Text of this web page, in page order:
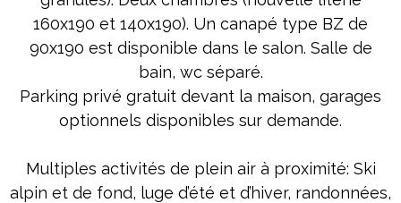
160x190 et 140x190). Un canapé type BZ de
90x190 est disponible dans le salon. Salle de
bain, wc séparé.
Parking privé gratuit devant la maison, garages
optionnels disponibles sur demande.
Multiples activités de plein air à proximité: Ski
alpin et de fond, luge d’été et d’hiver, randonnées,